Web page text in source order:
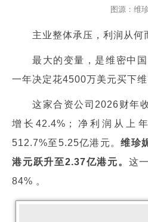
图源：维
主业整体承压，利润从何
最大的变量，是维密中
一年决定花4500万美元买下维
这家合资公司2026财年
增长42.4%；净利润从上
512.7%至5.25亿港元。维珍
港元跃升至2.37亿港元。 这
84% 。